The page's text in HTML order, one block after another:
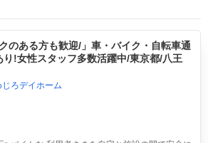
のある方も歓迎/」車・バイク・自転車通
!女性スタッフ多数活躍中/東京都/八王
ろデイホーム